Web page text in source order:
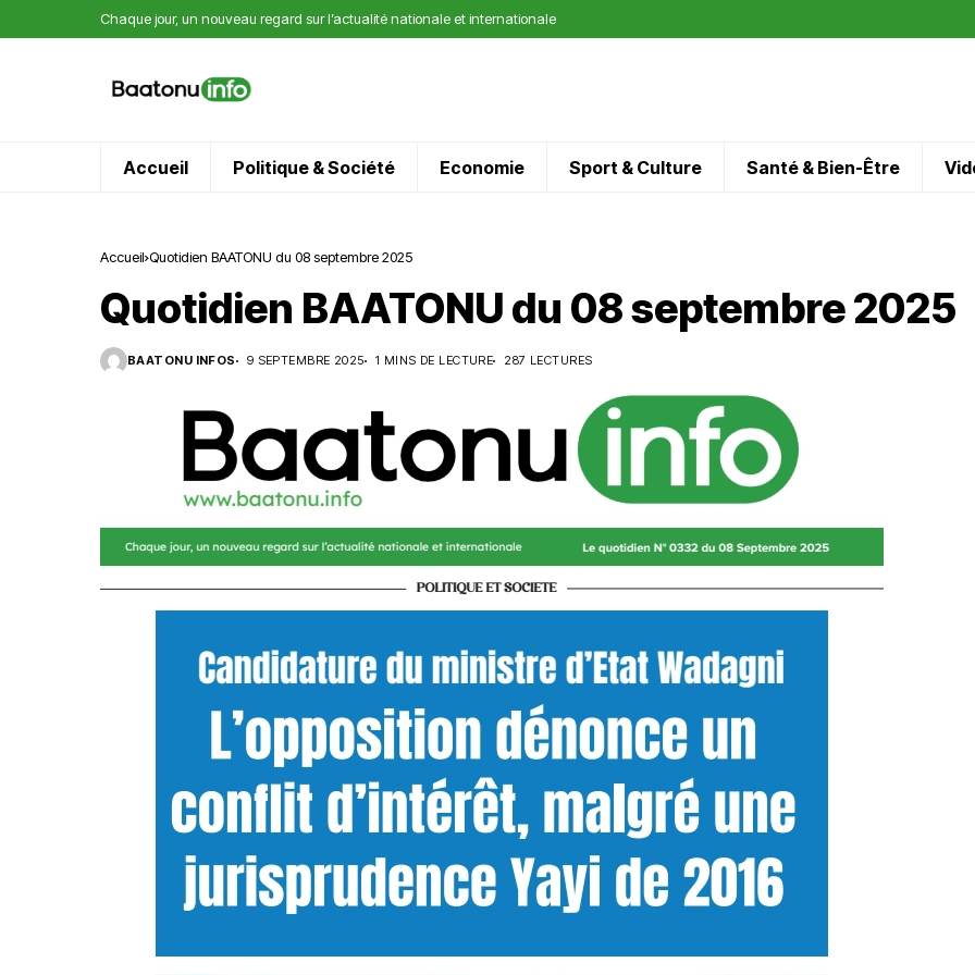
Chaque jour, un nouveau regard sur l’actualité nationale et internationale
Accueil Politique & Société Economie Sport & Culture Santé & Bien-Être
Accueil Quotidien BAATONU du 08 septembre 2025
Quotidien BAATONU du 08 septembre 2025
BAATONU INFOS 9 SEPTEMBRE 2025 1 MINS DE LECTURE 287 LECTURES